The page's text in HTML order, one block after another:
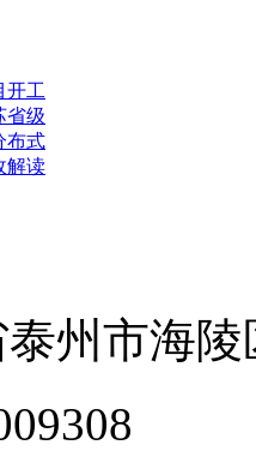
开工
省级
布式
解读
州市海